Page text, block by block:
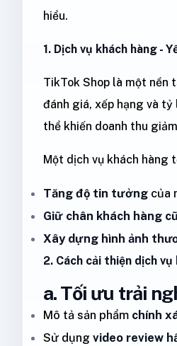
hiểu.
1. Dịch vụ khách hàng -
TikTok Shop là một nền
đánh giá, xếp hạng và tỷ
thể khiến doanh thu
Một dịch vụ khách hàng
Tăng độ tin tưởng của
Giữ chân khách hàng cũ
Xây dựng hình ảnh
2. Cách cải thiện dịch
a. Tối ưu trải
Mô tả sản phẩm chính
Sử dụng video review